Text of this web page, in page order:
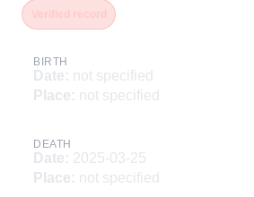
BIRTH
Date: not specified
Place: not specified
DEATH
Date: 2025-03-25
Place: not specified